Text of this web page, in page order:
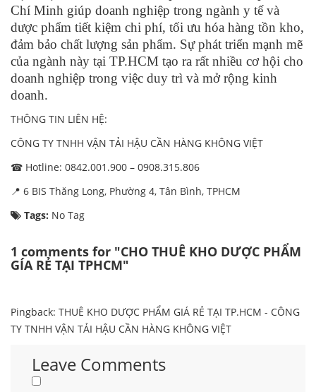
Chí Minh giúp doanh nghiệp trong ngành y tế và
dược phẩm tiết kiệm chi phí, tối ưu hóa hàng tồn kho,
đảm bảo chất lượng sản phẩm. Sự phát triển mạnh mẽ
của ngành này tại TP.HCM tạo ra rất nhiều cơ hội cho
doanh nghiệp trong việc duy trì và mở rộng kinh
doanh.
THÔNG TIN LIÊN HỆ:
CÔNG TY TNHH VẬN TẢI HẬU CẦN HÀNG KHÔNG VIỆT
☎ Hotline: 0842.001.900 – 0908.315.806
📍 6 BIS Thăng Long, Phường 4, Tân Bình, TPHCM
Tags: No Tag
1 comments for "CHO THUÊ KHO DƯỢC PHẨM
GÍA RẺ TẠI TPHCM"
Pingback: THUÊ KHO DƯỢC PHẨM GIÁ RẺ TẠI TP.HCM - CÔNG
TY TNHH VẬN TẢI HẬU CẦN HÀNG KHÔNG VIỆT
Leave Comments